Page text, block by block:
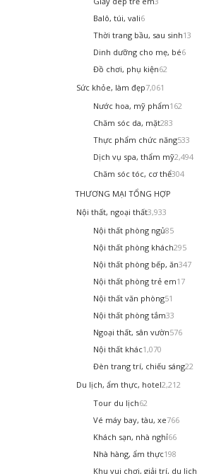
Balô, túi, vali6
Thời trang bầu, sau sinh13
Dinh dưỡng cho mẹ, bé6
Đồ chơi, phụ kiện62
Sức khỏe, làm đẹp7,061
Nước hoa, mỹ phẩm162
Chăm sóc da, mặt283
Thực phẩm chức năng533
Dịch vụ spa, thẩm mỹ2,494
Chăm sóc tóc, cơ thể304
THƯƠNG MẠI TỔNG HỢP
Nội thất, ngoại thất3,933
Nội thất phòng ngủ85
Nội thất phòng khách295
Nội thất phòng bếp, ăn347
Nội thất phòng trẻ em17
Nội thất văn phòng51
Nội thất phòng tắm33
Ngoại thất, sân vườn576
Nội thất khác1,070
Đèn trang trí, chiếu sáng22
Du lịch, ẩm thực, hotel2,212
Tour du lịch62
Vé máy bay, tàu, xe766
Khách sạn, nhà nghỉ66
Nhà hàng, ẩm thực198
Khu vui chơi, giải trí, du lịch